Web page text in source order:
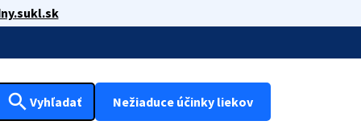
search Vyhľadať Nežiaduce účinky liekov